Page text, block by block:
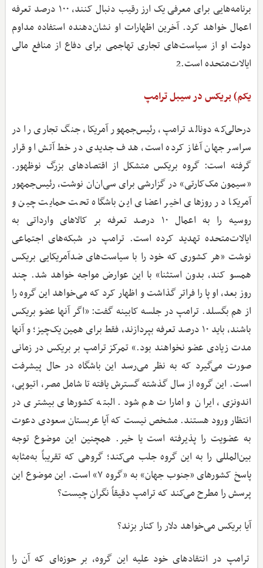
برنامه‌هایی برای معرفی یک ارز رقیب دنبال کنند، ۱۰۰ درصد تعرفه
اعمال خواهد کرد. آخرین اظهارات او نشان‌دهنده استفاده مداوم
دولت او از سیاست‌های تجاری تهاجمی برای دفاع از منافع مالی
ایالات‌متحده است.2
یکم) بریکس در سیبل ترامپ
درحالی‌که دونالد ترامپ، رئیس‌جمهور آمریکا، جنگ تجاری را در
سراسر جهان آغاز کرده است، هدف جدیدی در خط آتش او قرار
گرفته است: گروه بریکس متشکل از اقتصادهای بزرگ نوظهور.
«سیمون مک‌کارتی» در گزارشی برای سی‌ان‌ان نوشت، رئیس‌جمهور
آمریکا در روزهای اخیر اعضای این باشگاه تحت حمایت چین و
روسیه را به اعمال ۱۰ درصد تعرفه بر کالاهای وارداتی به
ایالات‌متحده تهدید کرده است. ترامپ در شبکه‌های اجتماعی
نوشت «هر کشوری که خود را با سیاست‌های ضدآمریکایی بریکس
همسو کند، بدون استثنا» با این عوارض مواجه خواهد شد. چند
روز بعد، او پا را فراتر گذاشت و اظهار کرد که می‌خواهد این گروه را
از هم بگسلد. ترامپ در جلسه کابینه گفت: «اگر آنها عضو بریکس
باشند، باید ۱۰ درصد تعرفه بپردازند، فقط برای همین یک‌چیز؛ و آنها
مدت زیادی عضو نخواهند بود.» تمرکز ترامپ بر بریکس در زمانی
صورت می‌گیرد که به نظر می‌رسد این باشگاه در حال پیشرفت
است. این گروه از سال گذشته گسترش یافته تا شامل مصر، اتیوپی،
اندونزی، ایران و امارات هم شود. البته کشورهای بیشتری در
انتظار ورود هستند. مشخص نیست که آیا عربستان سعودی دعوت
به عضویت را پذیرفته است یا خیر. همچنین این موضوع توجه
بین‌المللی را به این گروه جلب می‌کند؛ گروهی که تقریباً به‌مثابه
پاسخ کشورهای «جنوب جهان» به «گروه ۷» است. این موضوع این
پرسش را مطرح می‌کند که ترامپ دقیقاً نگران چیست؟
آیا بریکس می‌خواهد دلار را کنار بزند؟
ترامپ در انتقادهای خود علیه این گروه، بر حوزه‌ای که آن را